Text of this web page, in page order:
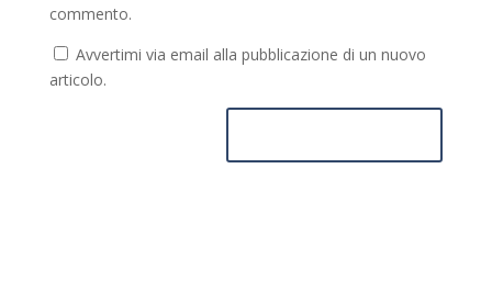
commento.
Avvertimi via email alla pubblicazione di un nuovo
articolo.